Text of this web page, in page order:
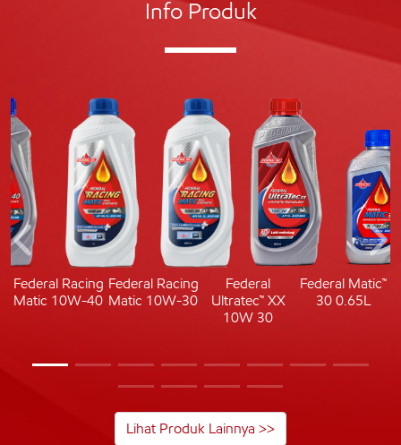
Info Produk
Federal Racing
Matic 10W-40
Federal Racing
Matic 10W-30
Federal
Ultratec™ XX
10W 30
Federal Matic™
30 0.65L
Lihat Produk Lainnya >>